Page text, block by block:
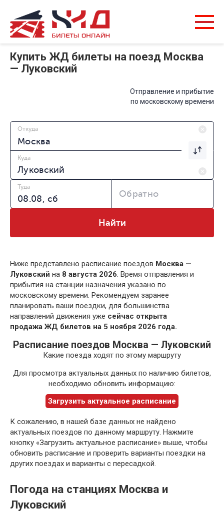
Купить ЖД билеты на поезд Москва
— Луковский
Отправление и прибытие
по московскому времени
Откуда
Куда
Туда
Обратно
Найти
Ниже представлено расписание поездов Москва —
Луковский на 8 августа 2026. Время отправления и
прибытия на станции назначения указано по
московскому времени. Рекомендуем заранее
планировать ваши поездки, для большинства
направлений движения уже сейчас открыта
продажа ЖД билетов на 5 ноября 2026 года.
Расписание поездов Москва — Луковский
Какие поезда ходят по этому маршруту
Для просмотра актуальных данных по наличию билетов,
необходимо обновить информацию:
Загрузить актуальное расписание
К сожалению, в нашей базе данных не найдено
актуальных поездов по данному маршруту. Нажмите
кнопку «Загрузить актуальное расписание» выше, чтобы
обновить расписание и проверить варианты поездки на
других поездах и варианты с пересадкой.
Погода на станциях Москва и
Луковский